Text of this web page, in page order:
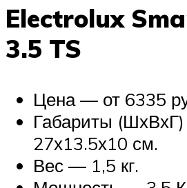
Electrolux
3.5 TS
Цена — от 6335
Габариты
27х13.5х10 см.
Вес — 1,5 кг.